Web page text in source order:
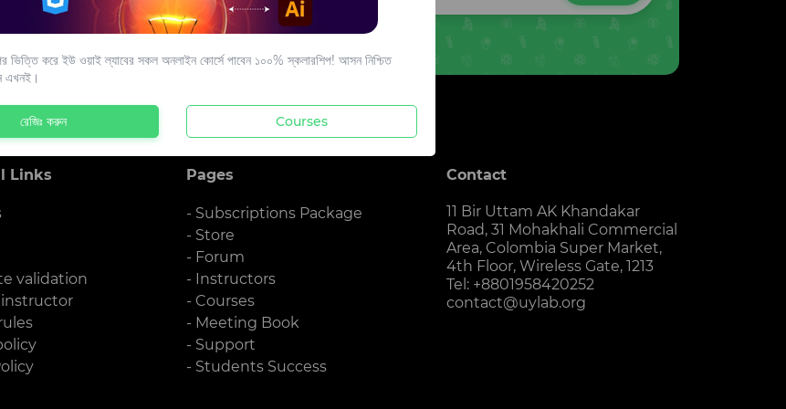
Links
validation
Pages
- Subscriptions Package
- Store
- Forum
- Instructors
- Courses
- Meeting Book
- Support
- Students Success
Contact
11 Bir Uttam AK Khandakar
Road, 31 Mohakhali Commercial
Area, Colombia Super Market,
4th Floor, Wireless Gate, 1213
Tel: +8801958420252
contact@uylab.org
ভিত্তি করে ইউ ওয়াই ল্যাবের সকল অনলাইন কোর্সে পাবেন ১০০% স্কলারশিপ! আসন নিশ্চিত
এখনই।
রেজিঃ করুন Courses